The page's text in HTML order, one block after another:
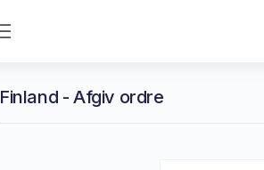
Finland - Afgiv ordre